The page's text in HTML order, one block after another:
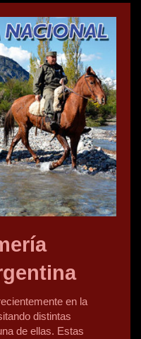
en la
distintas
de ellas. Estas